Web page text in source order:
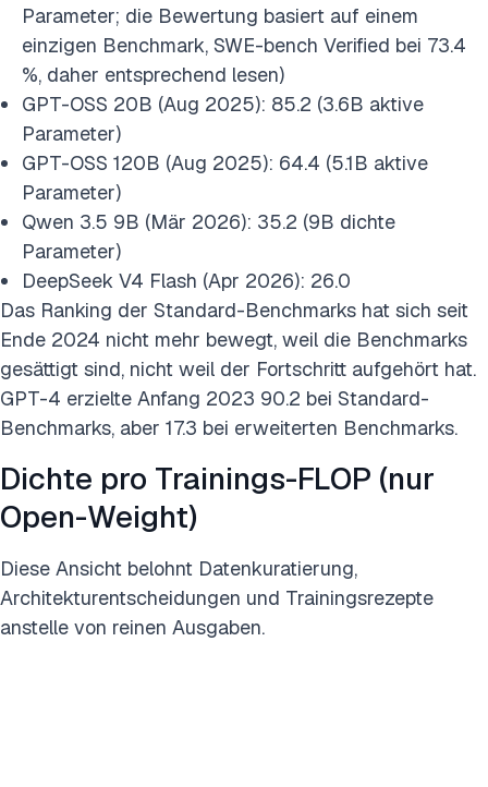
Parameter; die Bewertung basiert auf einem
einzigen Benchmark, SWE-bench Verified bei 73.4
%, daher entsprechend lesen)
GPT-OSS 20B (Aug 2025): 85.2 (3.6B aktive
Parameter)
GPT-OSS 120B (Aug 2025): 64.4 (5.1B aktive
Parameter)
Qwen 3.5 9B (Mär 2026): 35.2 (9B dichte
Parameter)
DeepSeek V4 Flash (Apr 2026): 26.0
Das Ranking der Standard-Benchmarks hat sich seit
Ende 2024 nicht mehr bewegt, weil die Benchmarks
gesättigt sind, nicht weil der Fortschritt aufgehört hat.
GPT-4 erzielte Anfang 2023 90.2 bei Standard-
Benchmarks, aber 17.3 bei erweiterten Benchmarks.
Dichte pro Trainings-FLOP (nur
Open-Weight)
Diese Ansicht belohnt Datenkuratierung,
Architekturentscheidungen und Trainingsrezepte
anstelle von reinen Ausgaben.